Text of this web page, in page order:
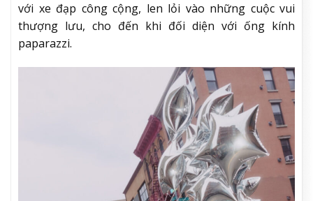
với xe đạp công cộng, len lỏi vào những cuộc vui
thượng lưu, cho đến khi đối diện với ống kính
paparazzi.